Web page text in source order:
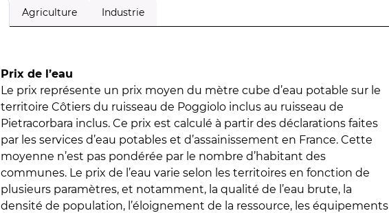
Agriculture Industrie
Prix de l’eau
Le prix représente un prix moyen du mètre cube d’eau potable sur le
territoire Côtiers du ruisseau de Poggiolo inclus au ruisseau de
Pietracorbara inclus. Ce prix est calculé à partir des déclarations faites
par les services d’eau potables et d’assainissement en France. Cette
moyenne n’est pas pondérée par le nombre d’habitant des
communes. Le prix de l’eau varie selon les territoires en fonction de
plusieurs paramètres, et notamment, la qualité de l’eau brute, la
densité de population, l’éloignement de la ressource, les équipements